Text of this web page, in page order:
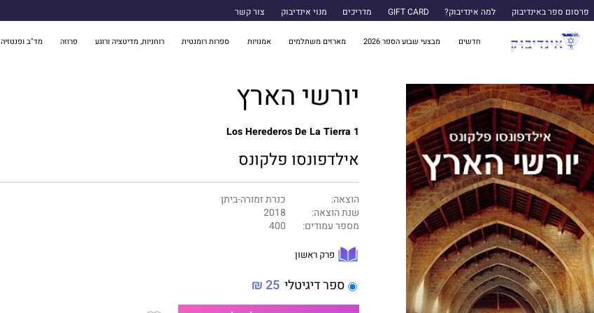
פרסום ספר באינדיבוק למה אינדיבוק? GIFT CARD מדריכים מנוי אינדיבוק צור קשר
חדשים מבצעי שבוע הספר 2026 מארזים משתלמים אמנויות ספרות רומנטית רוחניות, מדיטציה ורוגע פרוזה מד"ב ופנטזיה
יורשי הארץ
Los Herederos De La Tierra 1
אילדפונסו פלקונס
הוצאה:
כנרת זמורה-ביתן
שנת הוצאה:
2018
מספר עמודים:
400
פרק ראשון
ספר דיגיטלי 25 ₪